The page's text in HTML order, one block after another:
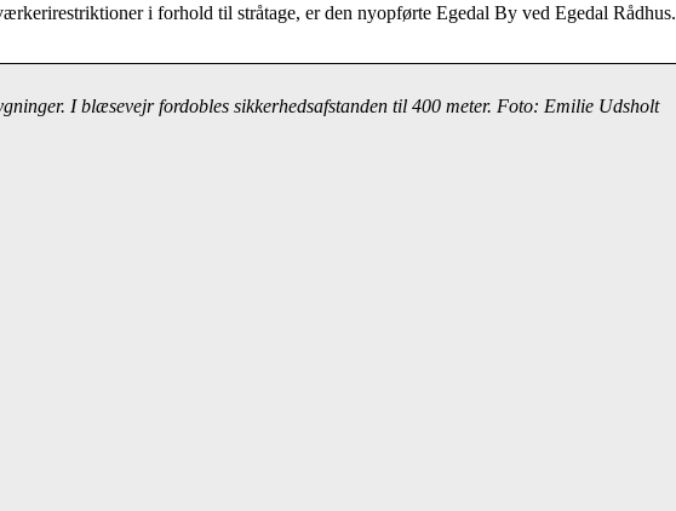
i forhold til stråtage, er den nyopførte Egedal By ved Egedal Rådhus.
I blæsevejr fordobles sikkerhedsafstanden til 400 meter. Foto: Emilie Udsholt